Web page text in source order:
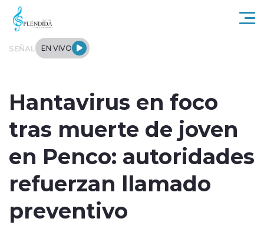
Click acá para ir directamente al contenido
SEÑAL EN VIVO
Internacional
Entrevistas
Hantavirus en foco
tras muerte de joven
en Penco: autoridades
refuerzan llamado
preventivo